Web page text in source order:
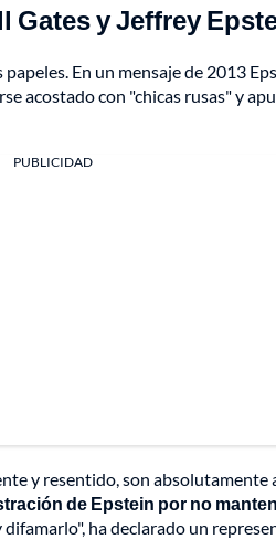
Gates y Jeffrey
En un mensaje de 2013
acostado con "chicas rusas" y
PUBLICIDAD
y resentido, son absolutamente
de Epstein por no
ha declarado un